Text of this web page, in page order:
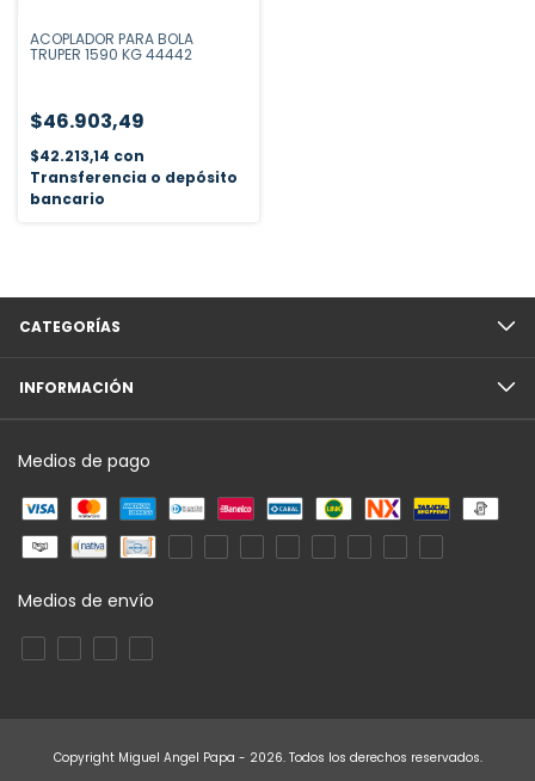
ACOPLADOR PARA BOLA
TRUPER 1590 KG 44442
$46.903,49
$42.213,14 con
Transferencia o depósito
bancario
CATEGORÍAS
INFORMACIÓN
Medios de pago
Medios de envío
Copyright Miguel Angel Papa - 2026. Todos los derechos reservados.